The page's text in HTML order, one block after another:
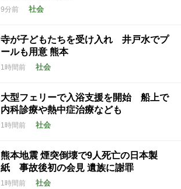
9分前 社会
寺が子どもたちを受け入れ 井戸水でプ
ールも用意 熊本
1時間前 社会
大型フェリーで入浴支援を開始 船上で
内科診療や熱中症治療なども
1時間前 社会
熊本地震 煙突倒壊で9人死亡の日本製
紙 事故後初の会見 遺族に謝罪
1時間前 社会